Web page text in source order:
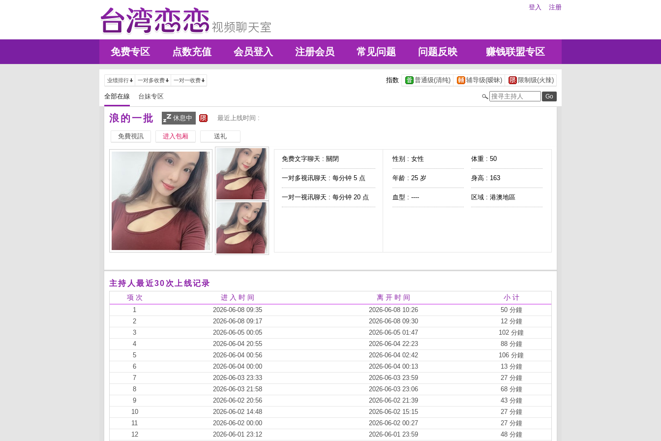
登入 注册
免费专区 点数充值 会员登入 注册会员 常见问题 问题反映 赚钱联盟专区
业绩排行 一对多收费 一对一收费 指数 普通级(清纯) 辅导级(暧昧) 限制级(火辣)
全部在線 台妹专区
浪的一批 休息中 最近上线时间 :
免費視訊 进入包厢 送礼
免费文字聊天 : 關閉
一对多视讯聊天 : 每分钟 5 点
一对一视讯聊天 : 每分钟 20 点
性别 : 女性 体重 : 50
年龄 : 25 岁 身高 : 163
血型 : ---- 区域 : 港澳地區
主持人最近30次上线记录
项 次 进 入 时 间 离 开 时 间 小 计
1 2026-06-08 09:35 2026-06-08 10:26
50 分鐘
2
2026-06-08 09:17 2026-06-08 09:30
12 分鐘
3
2026-06-05 00:05 2026-06-05 01:47
102 分鐘
4
2026-06-04 20:55 2026-06-04 22:23
88 分鐘
5
2026-06-04 00:56 2026-06-04 02:42
106 分鐘
6
2026-06-04 00:00 2026-06-04 00:13
13 分鐘
7
2026-06-03 23:33 2026-06-03 23:59
27 分鐘
8
2026-06-03 21:58 2026-06-03 23:06
68 分鐘
9
2026-06-02 20:56 2026-06-02 21:39
43 分鐘
10
2026-06-02 14:48 2026-06-02 15:15
27 分鐘
11
2026-06-02 00:00 2026-06-02 00:27
27 分鐘
12
2026-06-01 23:12 2026-06-01 23:59 48 分鐘